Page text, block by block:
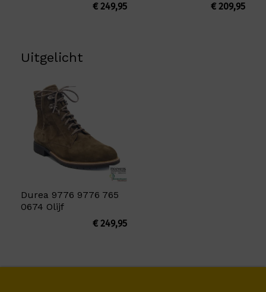
€249,95
€209,95
Uitgelicht
Durea 9776 9776 765
0674 Olijf
€249,95